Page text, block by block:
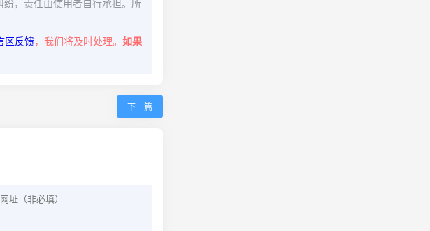
，责任由使用者自行承担。所
区反馈，我们将及时处理。 如果
下一篇